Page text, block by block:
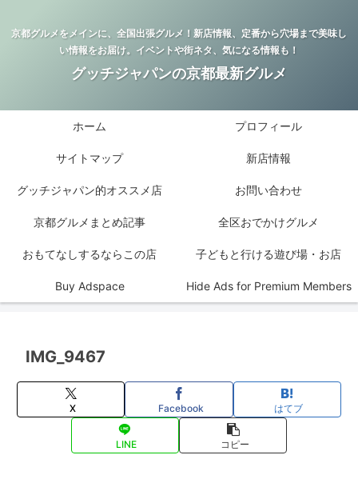
京都グルメをメインに、全国出張グルメ！新店情報、定番から穴場まで美味し
い情報をお届け。イベントや街ネタ、気になる情報も！
グッチジャパンの京都最新グルメ
ホーム プロフィール
サイトマップ 新店情報
グッチジャパン的オススメ店 お問い合わせ
京都グルメまとめ記事 全区おでかけグルメ
おもてなしするならこの店 子どもと行ける遊び場・お店
Buy Adspace Hide Ads for Premium Members
IMG_9467
X Facebook はてブ
LINE コピー